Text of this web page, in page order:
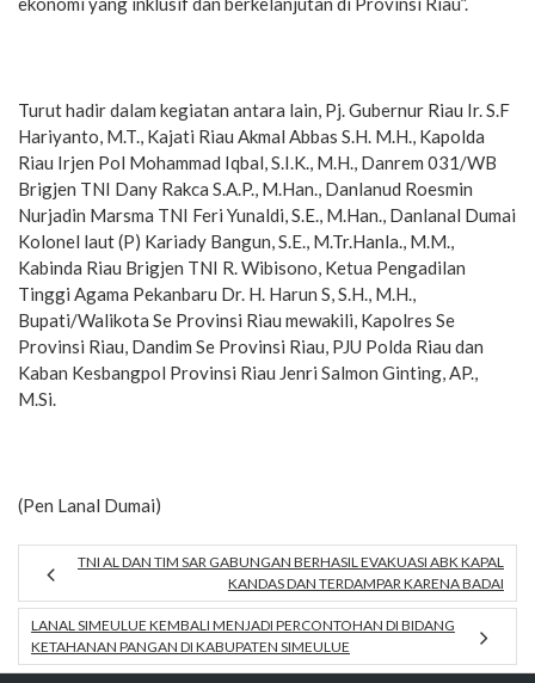
Turut hadir dalam kegiatan antara lain, Pj. Gubernur Riau Ir. S.F
Hariyanto, M.T., Kajati Riau Akmal Abbas S.H. M.H., Kapolda
Riau Irjen Pol Mohammad Iqbal, S.I.K., M.H., Danrem 031/WB
Brigjen TNI Dany Rakca S.A.P., M.Han., Danlanud Roesmin
Nurjadin Marsma TNI Feri Yunaldi, S.E., M.Han., Danlanal Dumai
Kolonel laut (P) Kariady Bangun, S.E., M.Tr.Hanla., M.M.,
Kabinda Riau Brigjen TNI R. Wibisono, Ketua Pengadilan
Tinggi Agama Pekanbaru Dr. H. Harun S, S.H., M.H.,
Bupati/Walikota Se Provinsi Riau mewakili, Kapolres Se
Provinsi Riau, Dandim Se Provinsi Riau, PJU Polda Riau dan
Kaban Kesbangpol Provinsi Riau Jenri Salmon Ginting, AP.,
M.Si.
(Pen Lanal Dumai)
TNI AL DAN TIM SAR GABUNGAN BERHASIL EVAKUASI ABK KAPAL
KANDAS DAN TERDAMPAR KARENA BADAI
LANAL SIMEULUE KEMBALI MENJADI PERCONTOHAN DI BIDANG
KETAHANAN PANGAN DI KABUPATEN SIMEULUE